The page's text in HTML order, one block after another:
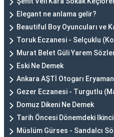
Elegant ne anlama gelir?
Beautiful Boy Oyuncuları ve
Toruk Eczanesi - Selçuklu
Murat Belet Güli Yarem
Eski Ne Demek
Ankara AŞTİ Otogarı
Gezer Eczanesi - Turgutlu
Domuz Dikeni Ne Demek
Tarih Öncesi Dönemdeki
Müslüm Gürses - Sandalcı